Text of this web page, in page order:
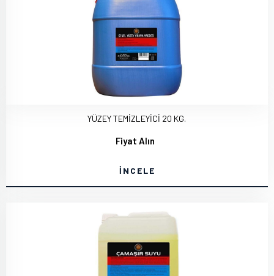
YÜZEY TEMİZLEYİCİ 20 KG.
Fiyat Alın
İNCELE